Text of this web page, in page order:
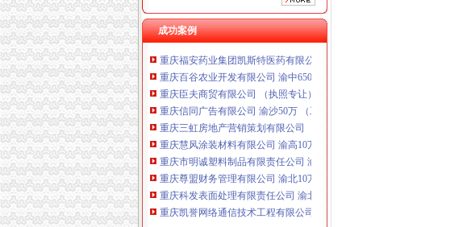
成功案例
重庆凯誉网络通信技术工程有限公司渝中分公司 （工商注册）
重庆佳技维科技发展有限公司 渝南100万 （进出口权）
重庆福安药业集团凯斯特医药有限公司 渝新100万 （进出口权）
重庆百谷农业开发有限公司 渝中650万 （注册）
重庆臣夫商贸有限公司 （执照专让）
重庆信同广告有限公司 渝沙50万 （工商注册）
重庆三虹房地产营销策划有限公司
重庆慧风涂装材料有限公司 渝高10万 （工商注册）
重庆市明诚塑料制品有限责任公司 渝高100万 （进出口权）
重庆尊盟财务管理有限公司 渝北10万 （工商注册）
重庆科发表面处理有限责任公司 渝北800万 （进出口权）
重庆凯誉网络通信技术工程有限公司渝中分公司 （工商注册）
重庆佳技维科技发展有限公司 渝南100万 （进出口权）